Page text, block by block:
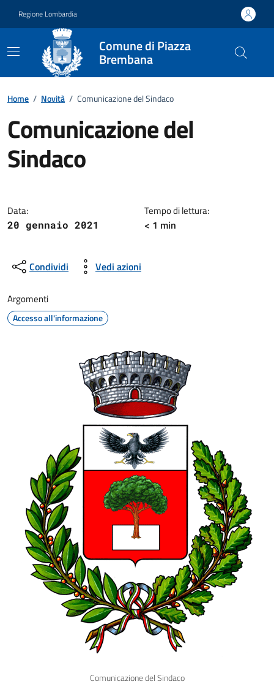
Regione Lombardia
Comune di Piazza
Brembana
Home / Novità / Comunicazione del Sindaco
Comunicazione del
Sindaco
Data:
20 gennaio 2021
Tempo di lettura:
< 1 min
Condividi Vedi azioni
Argomenti
Accesso all'informazione
Comunicazione del Sindaco